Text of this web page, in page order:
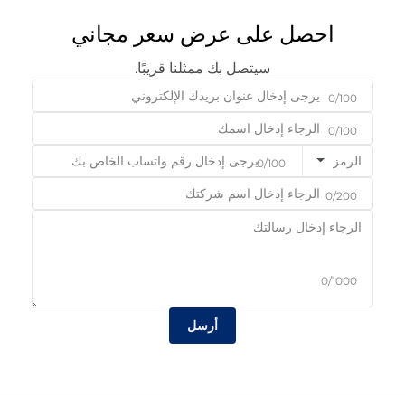
احصل على عرض سعر مجاني
سيتصل بك ممثلنا قريبًا.
0/100
0/100
الرمز 0/100
0/200
0/1000
أرسل